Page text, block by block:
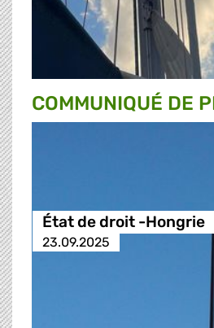
COMMUNIQUÉ DE
État de droit -Hongrie
23.09.2025